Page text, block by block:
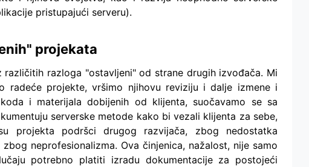
pristupajući serveru).
projekata
razloga "ostavljeni" od strane drugih izvođača. Mi
radeće projekte, vršimo njihovu reviziju i dalje izmene i
i materijala dobijenih od klijenta, suočavamo se sa
serverske metode kako bi vezali klijenta za sebe,
projekta podršci drugog razvijača, zbog nedostatka
neprofesionalizma. Ova činjenica, nažalost, nije samo
potrebno platiti izradu dokumentacije za postojeći